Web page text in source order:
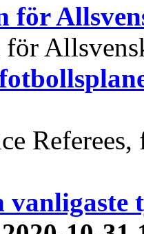
för